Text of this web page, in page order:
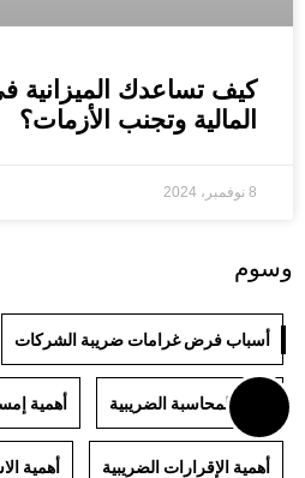
كيف تساعدك الميزانية
المالية وتجنب الأزمات؟
8 نوفمبر، 2024
وسوم
أسباب فرض غرامات ضريبة الشركات
أنواع المحاسبة الضريبية أهمية
أهمية الإقرارات الضريبية أهمية